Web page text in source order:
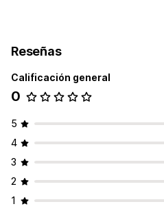
Mensajes personalizados
Seguimiento en tiempo real
ETA Seguimiento del conductor
Renombrar opciones
Reglas personalizadas
Reseñas
Calificación general
0
5
4
3
2
1